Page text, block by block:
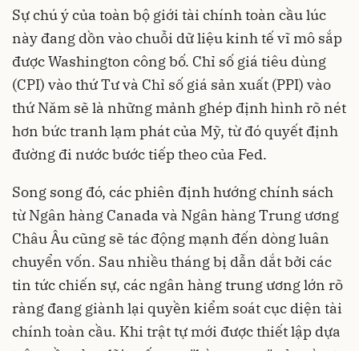
Sự chú ý của toàn bộ giới tài chính toàn cầu lúc
này đang dồn vào chuỗi dữ liệu kinh tế vĩ mô sắp
được Washington công bố. Chỉ số giá tiêu dùng
(CPI) vào thứ Tư và Chỉ số giá sản xuất (PPI) vào
thứ Năm sẽ là những mảnh ghép định hình rõ nét
hơn bức tranh lạm phát của Mỹ, từ đó quyết định
đường đi nước bước tiếp theo của Fed.
Song song đó, các phiên định hướng chính sách
từ Ngân hàng Canada và Ngân hàng Trung ương
Châu Âu cũng sẽ tác động mạnh đến dòng luân
chuyển vốn. Sau nhiều tháng bị dẫn dắt bởi các
tin tức chiến sự, các ngân hàng trung ương lớn rõ
ràng đang giành lại quyền kiểm soát cục diện tài
chính toàn cầu. Khi trật tự mới được thiết lập dựa